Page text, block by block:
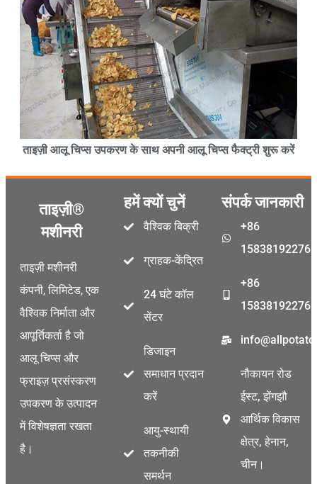
ताइज़ी आलू चिप्स उपकरण के साथ अपनी आलू चिप्स फैक्ट्री शुरू करें
ताइज़ी®
मशीनरी
ताइज़ी मशीनरी
कंपनी, लिमिटेड, एक
वैश्विक निर्माता और
आपूर्तिकर्ता है जो
आलू चिप्स और
फ्राइज़ प्रसंस्करण
उपकरण के उत्पादन
में विशेषज्ञता रखता
है।
हमें क्यों चुनें
वैश्विक बिक्री
ग्राहक-केंद्रित
24 घंटे कॉल
सेंटर
डिजाइन
समाधान प्रदान
करें
आयु-स्थायी
तकनीकी
समर्थन
संपर्क जानकारी
+86
15838192276
+86
15838192276
नौकायन रोड
ईस्ट, झेंगझौ
आर्थिक विकास
क्षेत्र, हेनान,
चीन।